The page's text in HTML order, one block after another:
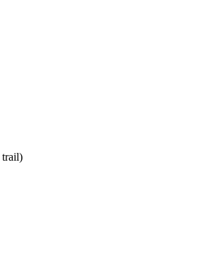
trail)